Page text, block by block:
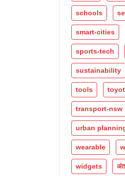
schools
smart-cities
sports-tech
sustainability
tools
transport-nsw
urban
wearable
widgets